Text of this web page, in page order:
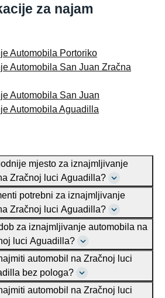
za najam
Automobila Portoriko
Automobila San Juan Zračna
Automobila San Juan
Automobila Aguadilla
mjesto za iznajmljivanje
Zračnoj luci Aguadilla?
potrebni za iznajmljivanje
Zračnoj luci Aguadilla?
za iznajmljivanje automobila na
luci Aguadilla?
automobil na Zračnoj luci
bez pologa?
automobil na Zračnoj luci